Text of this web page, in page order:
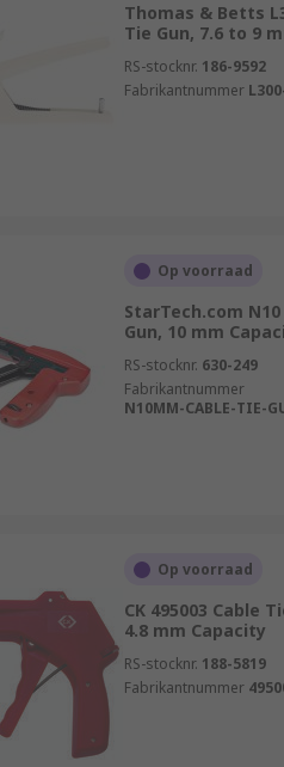
Thomas & Betts
Tie Gun, 7.6 to 9
RS-stocknr. 186-9592
Fabrikantnummer
Op voorraad
StarTech.com
Gun, 10 mm
RS-stocknr. 630-249
Fabrikantnummer
N10MM-CABLE-TIE-
Op voorraad
CK 495003 Cable
4.8 mm Capacity
RS-stocknr. 188-5819
Fabrikantnummer